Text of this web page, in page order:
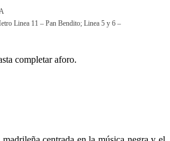
Linea 11 – Pan Bendito; Linea 5 y 6 –
completar aforo.